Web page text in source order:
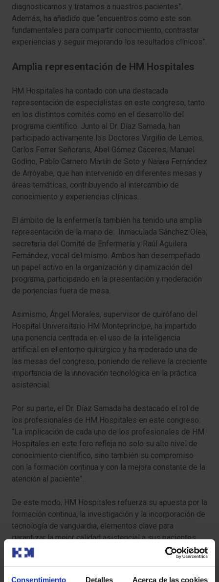
Consentimiento Detalles Acerca de las cookies
diagnosticamos y tratamos a nuestros pacientes”.
Además, ha añadido que “encuentros como este son
fundamentales para compartir conocimiento, contrastar
experiencias y seguir mejorando los resultados clínicos”.
Amplia representación de HM Hospitales
HM Hospitales ha contado con una destacada
representación de especialistas en este congreso, tanto
en los distintos comités como en el desarrollo del
programa científico. Junto al Dr. Díaz Samada, han
participado activamente los Doctores Virgilio de Lemos,
Carlos Ferrer Señorans, Abel Gómez Cáceres, Manuel
Godino, Pablo Carnero Martín de Soto y Naiara Fernández
de Arróyabe, que han intervenido en diferentes mesas y
áreas temáticas, contribuyendo al intercambio de
conocimiento y experiencias clínicas.
El ámbito de la enfermería también ha tenido una amplia
representación de la mano de: Inmaculada Sánchez Olea,
secretaria del Comité de Enfermería y Raúl Aguilera
Fernández, vocal del mismo. Ambos han desempeñado
un papel activo en la organización y dinamización del
programa, participando en la presentación y moderación
de ponencias fuera de mesa.
Asimismo, Ángel Morales, supervisor de quirófano del
Hospital Universitario HM Montepríncipe, ha impartido
una ponencia centrada en el uso de la inteligencia
artificial en el entorno quirúrgico y ha moderado una de
las mesas del congreso, poniendo de relieve la creciente
importancia de la innovación tecnológica en la práctica
asistencial.
Por su parte, el Dr. Díaz Samada ha destacado el rol de
los profesionales de HM Hospitales en este congreso:
“La implicación de cada uno de los profesionales de HM
Hospitales en este foro refleja no solo su alto nivel de
conocimiento científico, sino también su compromiso
con la formación continua y con la mejora constante de la
atención al paciente”.
De este modo, HM Hospitales refuerza su apuesta por la
formación continua, la investigación y la incorporación de
tecnología de vanguardia, elementos clave para
garantizar la mejor calidad asistencial a sus pacientes.